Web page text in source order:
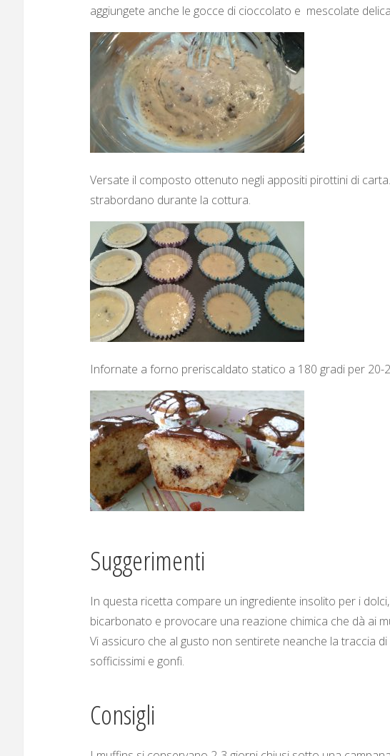
aggiungete anche le gocce di cioccolato e mescolate
Versate il composto ottenuto negli appositi pirottini di
strabordano durante la cottura.
Infornate a forno preriscaldato statico a 180 gradi per 20-
Suggerimenti
In questa ricetta compare un ingrediente insolito per i
bicarbonato e provocare una reazione chimica che dà ai
Vi assicuro che al gusto non sentirete neanche la traccia
sofficissimi e gonfi.
Consigli